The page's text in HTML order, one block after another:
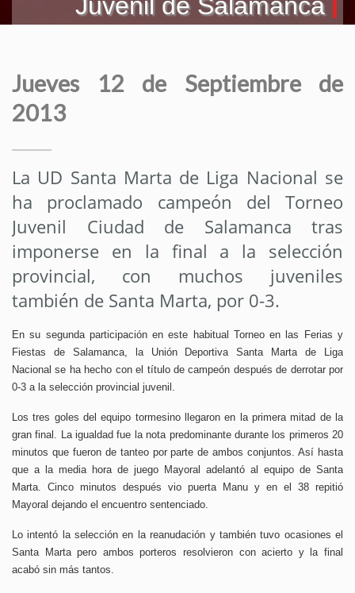
Jueves 12 de Septiembre de
2013
La UD Santa Marta de Liga Nacional se
ha proclamado campeón del Torneo
Juvenil Ciudad de Salamanca tras
imponerse en la final a la selección
provincial, con muchos juveniles
también de Santa Marta, por 0-3.
En su segunda participación en este habitual Torneo en las Ferias y
Fiestas de Salamanca, la Unión Deportiva Santa Marta de Liga
Nacional se ha hecho con el título de campeón después de derrotar por
0-3 a la selección provincial juvenil.
Los tres goles del equipo tormesino llegaron en la primera mitad de la
gran final. La igualdad fue la nota predominante durante los primeros 20
minutos que fueron de tanteo por parte de ambos conjuntos. Así hasta
que a la media hora de juego Mayoral adelantó al equipo de Santa
Marta. Cinco minutos después vio puerta Manu y en el 38 repitió
Mayoral dejando el encuentro sentenciado.
Lo intentó la selección en la reanudación y también tuvo ocasiones el
Santa Marta pero ambos porteros resolvieron con acierto y la final
acabó sin más tantos.